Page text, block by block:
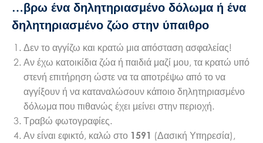
…βρω ένα δηλητηριασμένο δόλωμα ή ένα
δηλητηριασμένο ζώο στην ύπαιθρο
Δεν το αγγίζω και κρατώ μια απόσταση ασφαλείας!
Αν έχω κατοικίδια ζώα ή παιδιά μαζί μου, τα κρατώ υπό
στενή επιτήρηση ώστε να τα αποτρέψω από το να
αγγίξουν ή να καταναλώσουν κάποιο δηλητηριασμένο
δόλωμα που πιθανώς έχει μείνει στην περιοχή.
Τραβώ φωτογραφίες.
Αν είναι εφικτό, καλώ στο 1591 (Δασική Υπηρεσία),